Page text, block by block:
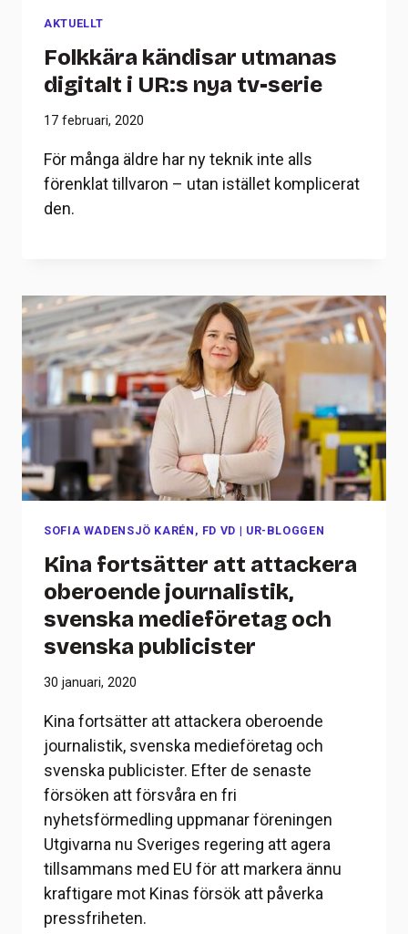
AKTUELLT
Folkkära kändisar utmanas
digitalt i UR:s nya tv-serie
17 februari, 2020
För många äldre har ny teknik inte alls
förenklat tillvaron – utan istället komplicerat
den.
SOFIA WADENSJÖ KARÉN, FD VD | UR-BLOGGEN
Kina fortsätter att attackera
oberoende journalistik,
svenska medieföretag och
svenska publicister
30 januari, 2020
Kina fortsätter att attackera oberoende
journalistik, svenska medieföretag och
svenska publicister. Efter de senaste
försöken att försvåra en fri
nyhetsförmedling uppmanar föreningen
Utgivarna nu Sveriges regering att agera
tillsammans med EU för att markera ännu
kraftigare mot Kinas försök att påverka
pressfriheten.